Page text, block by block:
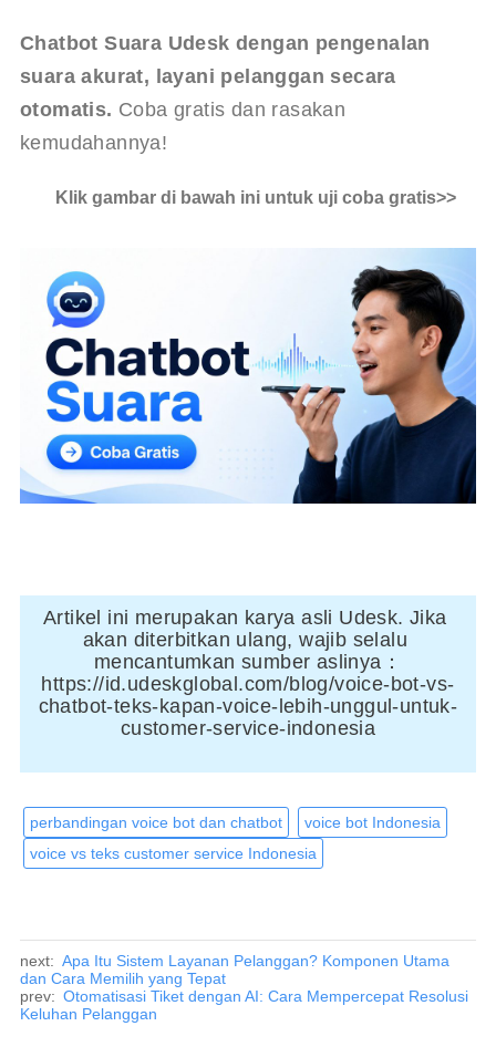
Chatbot Suara Udesk dengan pengenalan
suara akurat, layani pelanggan secara
otomatis. Coba gratis dan rasakan
kemudahannya!
Klik gambar di bawah ini untuk uji coba gratis>>
Artikel ini merupakan karya asli Udesk. Jika
akan diterbitkan ulang, wajib selalu
mencantumkan sumber aslinya：
https://id.udeskglobal.com/blog/voice-bot-vs-
chatbot-teks-kapan-voice-lebih-unggul-untuk-
customer-service-indonesia
perbandingan voice bot dan chatbot
voice bot Indonesia
voice vs teks customer service Indonesia
next: Apa Itu Sistem Layanan Pelanggan? Komponen Utama
dan Cara Memilih yang Tepat
prev: Otomatisasi Tiket dengan AI: Cara Mempercepat Resolusi
Keluhan Pelanggan